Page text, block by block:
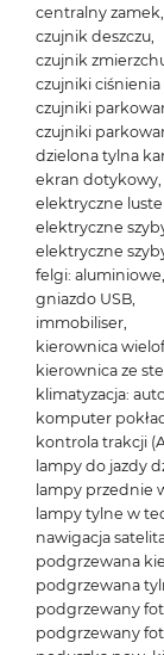
centralny zamek,
czujnik deszczu,
czujnik
czujniki
czujniki
czujniki
dzielona tylna
ekran dotykowy,
elektryczne
elektryczne
elektryczne
felgi: aluminiowe,
gniazdo USB,
immobiliser,
kierownica
kierownica ze
klimatyzacja:
komputer
kontrola trakcji
lampy do jazdy
lampy przednie
lampy tylne w
nawigacja
podgrzewana
podgrzewana
podgrzewany
podgrzewany